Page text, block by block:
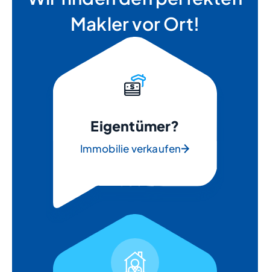
Makler vor Ort!
Eigentümer?
Immobilie verkaufen